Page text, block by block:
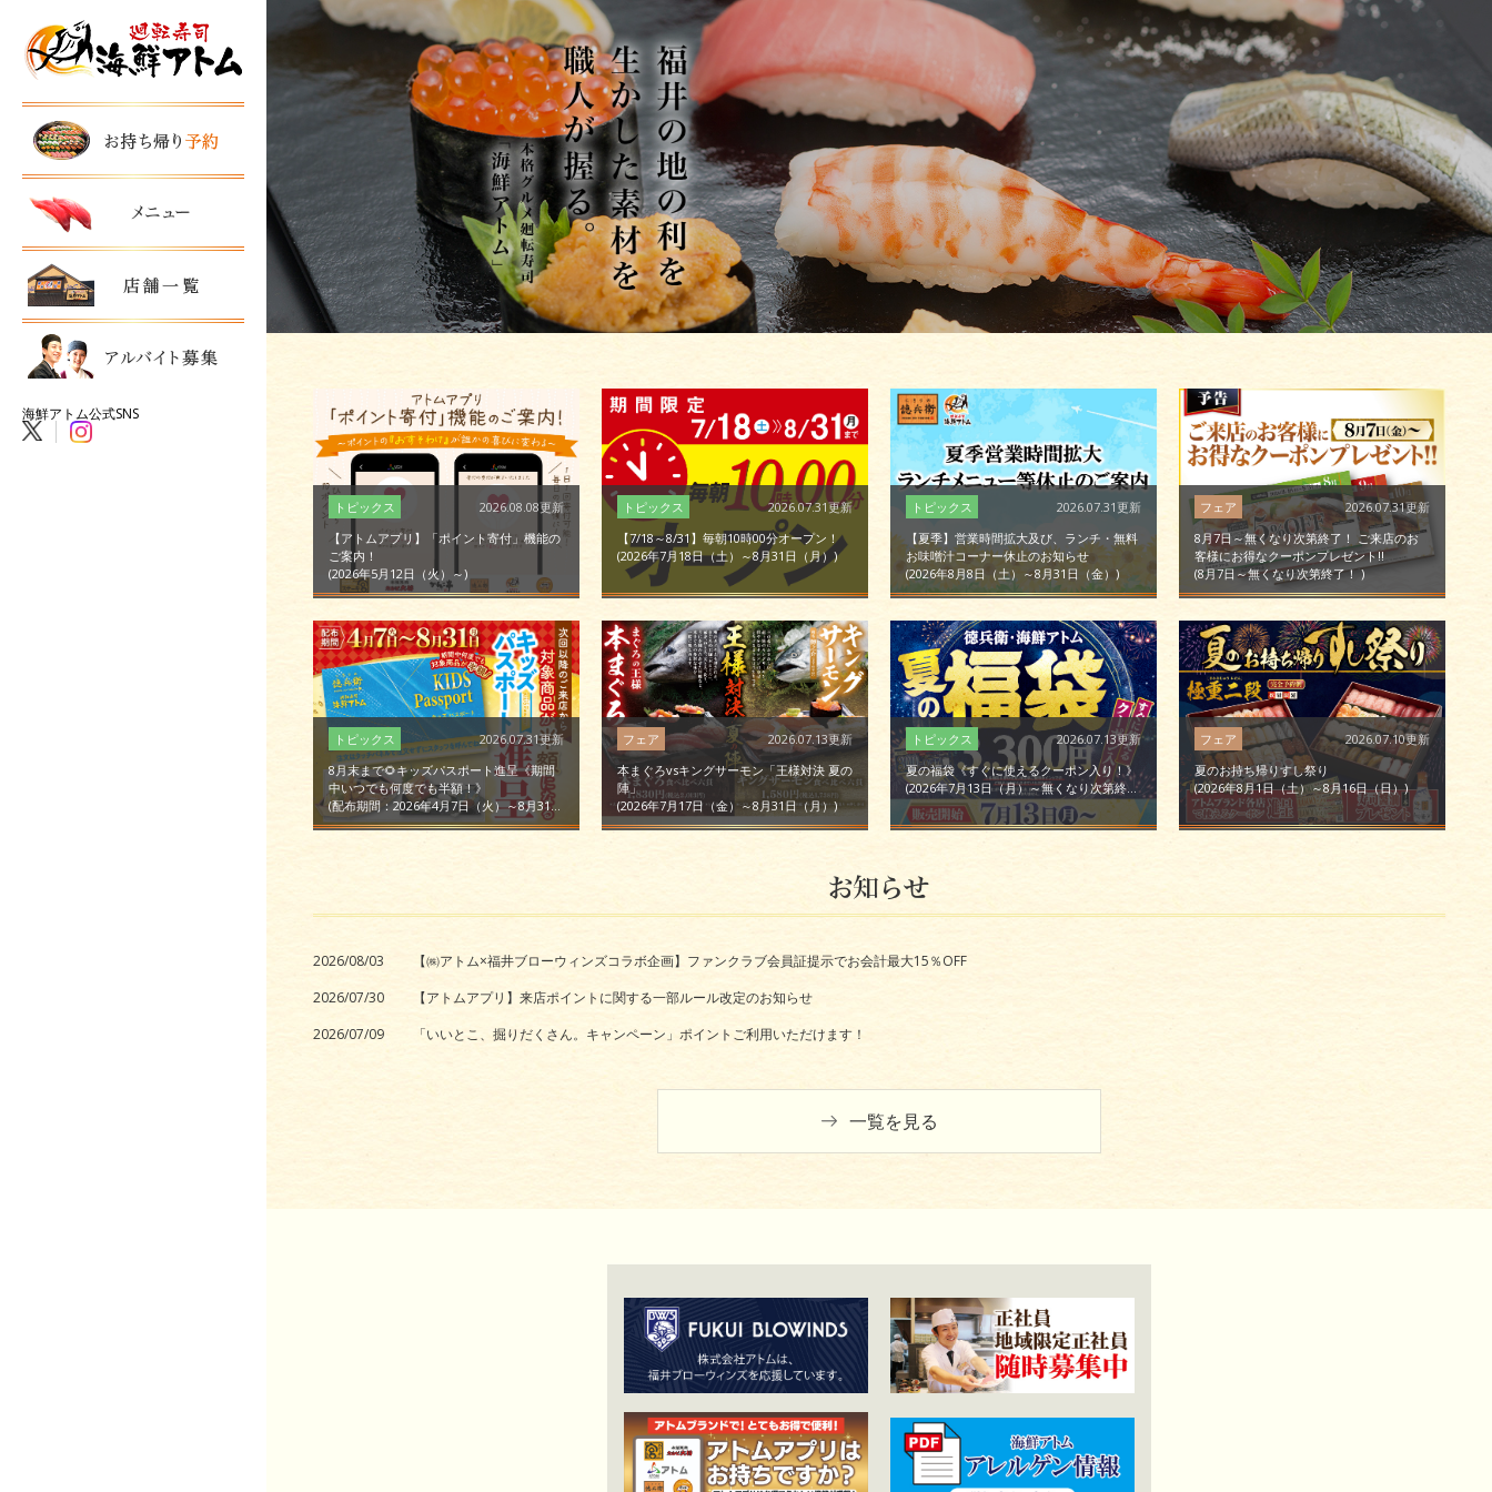
海鮮アトム公式SNS
2026.08.08更新
【アトムアプリ】「ポイント寄付」機能の
ご案内！
2026年5月12日（火）～
2026.07.31更新
【7/18～8/31】毎朝10時00分オープン！
2026年7月18日（土）～8月31日（月）
2026.07.31更新
【夏季】営業時間拡大及び、ランチ・無料
お味噌汁コーナー休止のお知らせ
2026年8月8日（土）～8月31日（金）
2026.07.31更新
8月7日～無くなり次第終了！ ご来店のお
客様にお得なクーポンプレゼント!!
8月7日～無くなり次第終了！
2026.07.31更新
8月末まで🌻キッズパスポート進呈《期間
中いつでも何度でも半額！》
配布期間：2026年4月7日（火）～8月31日（月）
2026.07.13更新
本まぐろvsキングサーモン「王様対決 夏の
陣」
2026年7月17日（金）～8月31日（月）
2026.07.13更新
夏の福袋《すぐに使えるクーポン入り！》
2026年7月13日（月）～無くなり次第終了
2026.07.10更新
夏のお持ち帰りすし祭り
2026年8月1日（土）～8月16日（日）
2026/08/03
【㈱アトム×福井ブローウィンズコラボ企画】ファンクラブ会員証提示でお会計最大15％OFF
2026/07/30
【アトムアプリ】来店ポイントに関する一部ルール改定のお知らせ
2026/07/09
「いいとこ、掘りだくさん。キャンペーン」ポイントご利用いただけます！
一覧を見る